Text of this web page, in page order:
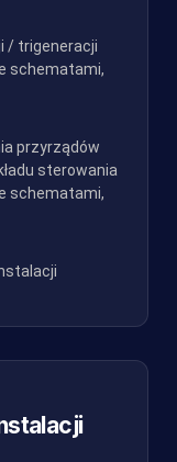
/ trigeneracji
schematami,
przyrządów
sterowania
schematami,